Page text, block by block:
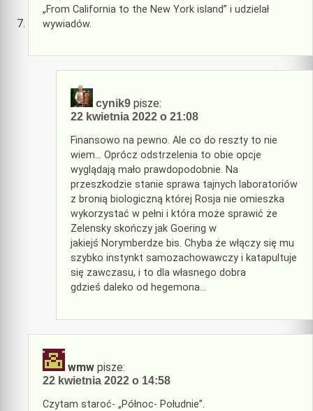
„From California to the New York island” i udzielał
wywiadów.
cynik9 pisze:
22 kwietnia 2022 o 21:08
Finansowo na pewno. Ale co do reszty to nie
wiem… Oprócz odstrzelenia to obie opcje
wyglądają mało prawdopodobnie. Na
przeszkodzie stanie sprawa tajnych laboratoriów
z bronią biologiczną której Rosja nie omieszka
wykorzystać w pełni i która może sprawić że
Zelensky skończy jak Goering w
jakiejś Norymberdze bis. Chyba że włączy się mu
szybko instynkt samozachowawczy i katapultuje
się zawczasu, i to dla własnego dobra
gdzieś daleko od hegemona…
wmw pisze:
22 kwietnia 2022 o 14:58
Czytam staroć- „Północ- Południe”.